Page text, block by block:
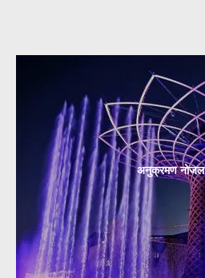
अनुक्रमण नोजल